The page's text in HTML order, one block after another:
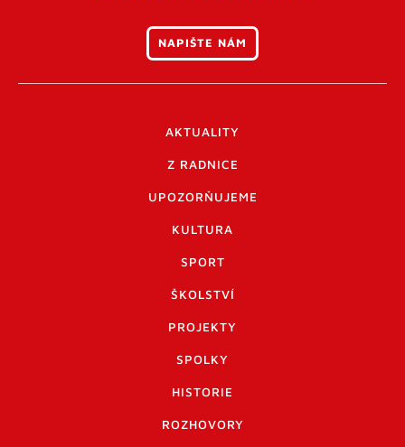
NAPIŠTE NÁM
AKTUALITY
Z RADNICE
UPOZORŇUJEME
KULTURA
SPORT
ŠKOLSTVÍ
PROJEKTY
SPOLKY
HISTORIE
ROZHOVORY